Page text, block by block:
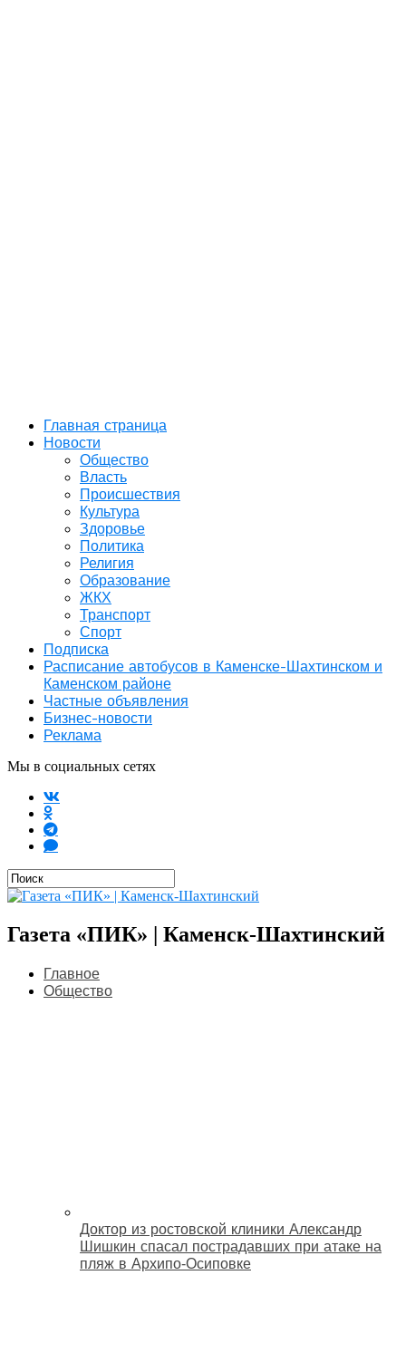
Главная страница
Новости
Общество
Власть
Происшествия
Культура
Здоровье
Политика
Религия
Образование
ЖКХ
Транспорт
Спорт
Подписка
Расписание автобусов в Каменске-Шахтинском и
Каменском районе
Частные объявления
Бизнес-новости
Реклама
Мы в социальных сетях
Газета «ПИК» | Каменск-Шахтинский
Главное
Общество
Доктор из ростовской клиники Александр
Шишкин спасал пострадавших при атаке на
пляж в Архипо‑Осиповке